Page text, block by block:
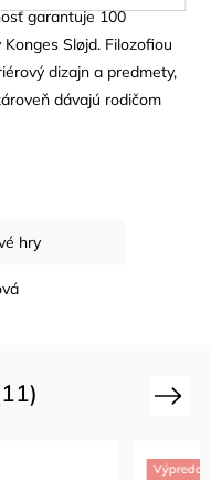
garantuje 100
Sløjd. Filozofiou
dizajn a predmety,
dávajú rodičom
hry
Výpredaj
Next